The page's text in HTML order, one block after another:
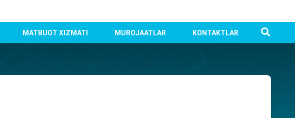
MATBUOT XIZMATI MUROJAATLAR KONTAKTLAR